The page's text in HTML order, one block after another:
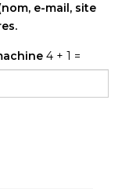
e-mail, site
4 + 1 =